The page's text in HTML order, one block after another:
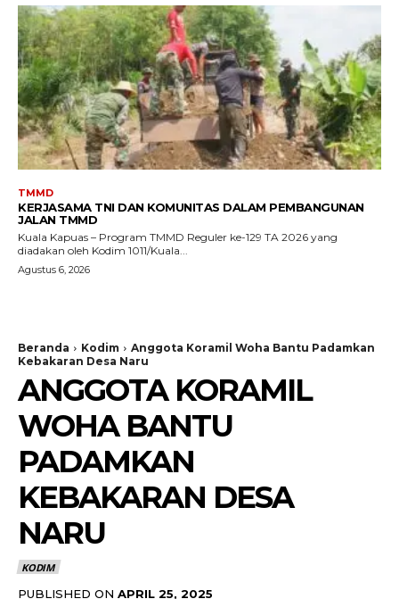
TMMD
KERJASAMA TNI DAN KOMUNITAS DALAM PEMBANGUNAN
JALAN TMMD
Kuala Kapuas – Program TMMD Reguler ke-129 TA 2026 yang
diadakan oleh Kodim 1011/Kuala...
Agustus 6, 2026